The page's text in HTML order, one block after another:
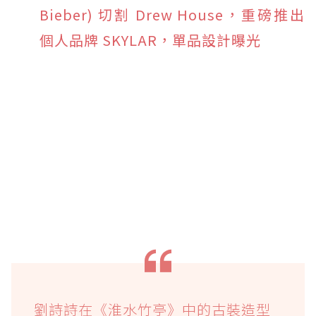
Bieber) 切割 Drew House，重磅推出
個人品牌 SKYLAR，單品設計曝光
劉詩詩在《淮水竹亭》中的古裝造型